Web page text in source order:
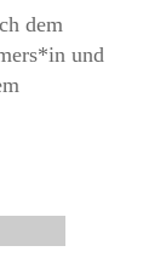
dem
und